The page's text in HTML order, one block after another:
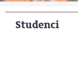
Studenci